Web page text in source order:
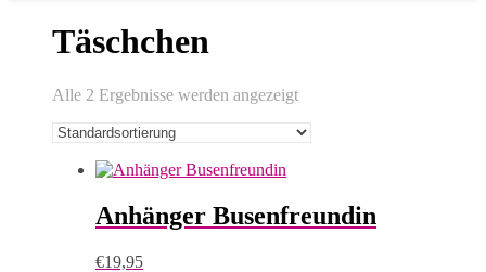
Täschchen
Alle 2 Ergebnisse werden angezeigt
Anhänger Busenfreundin
€19,95